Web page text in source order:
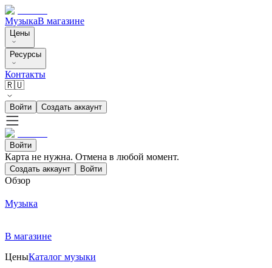
МузыкаВ магазине
Цены
Ресурсы
Контакты
🇷🇺
Войти Создать аккаунт
Войти
Карта не нужна. Отмена в любой момент.
Создать аккаунт Войти
Обзор
Музыка
В магазине
ЦеныКаталог музыки